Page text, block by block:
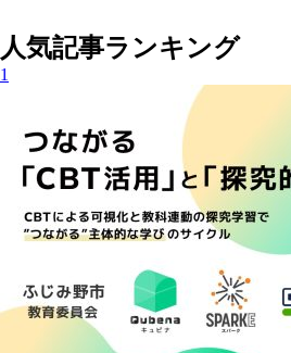
人気記事ランキング
1